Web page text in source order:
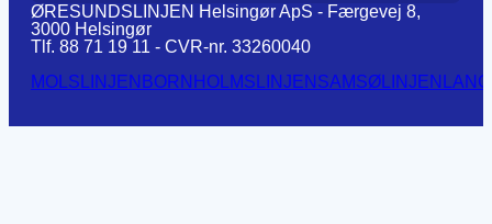
ØRESUNDSLINJEN Helsingør ApS - Færgevej 8,
3000 Helsingør
Tlf. 88 71 19 11 - CVR-nr. 33260040
MOLSLINJEN BORNHOLMSLINJEN SAMSØLINJEN